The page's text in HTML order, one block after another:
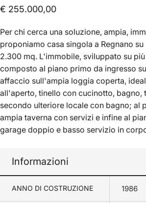
€ 255.000,00
Per chi cerca una soluzione, ampia,
proponiamo casa singola a Regnano
2.300 mq. L'immobile, sviluppato su
composto al piano primo da ingresso
affaccio sull'ampia loggia coperta,
all'aperto, tinello con cucinotto, bagno,
secondo ulteriore locale con bagno; al
ampia taverna con servizi e infine al
garage doppio e basso servizio in
Informazioni
ANNO DI COSTRUZIONE 1986